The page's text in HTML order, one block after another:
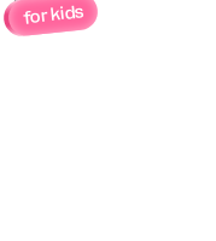
for kids